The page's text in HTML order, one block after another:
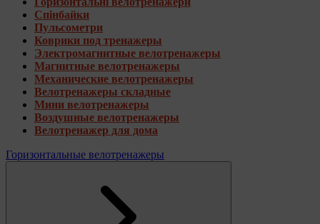
Спінбайки
Пульсометри
Коврики под тренажеры
Электромагнитные велотренажеры
Магнитные велотренажеры
Механические велотренажеры
Велотренажеры складные
Мини велотренажеры
Воздушные велотренажеры
Велотренажер для дома
Горизонтальные велотренажеры